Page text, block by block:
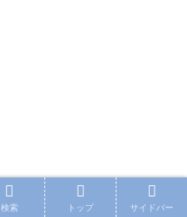
検索 トップ サイドバー